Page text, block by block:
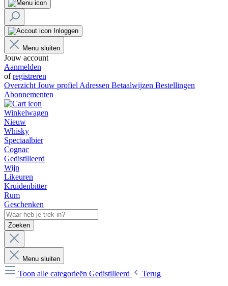
Inloggen
Menu sluiten
Jouw account
Aanmelden
ofregistreren
Overzicht Jouw profiel Adressen Betaalwijzen Bestellingen
Abonnementen
Winkelwagen
Nieuw
Whisky
Speciaalbier
Cognac
Gedistilleerd
Wijn
Likeuren
Kruidenbitter
Rum
Geschenken
Zoeken
Menu sluiten
Toon alle categorieën Gedistilleerd
Terug